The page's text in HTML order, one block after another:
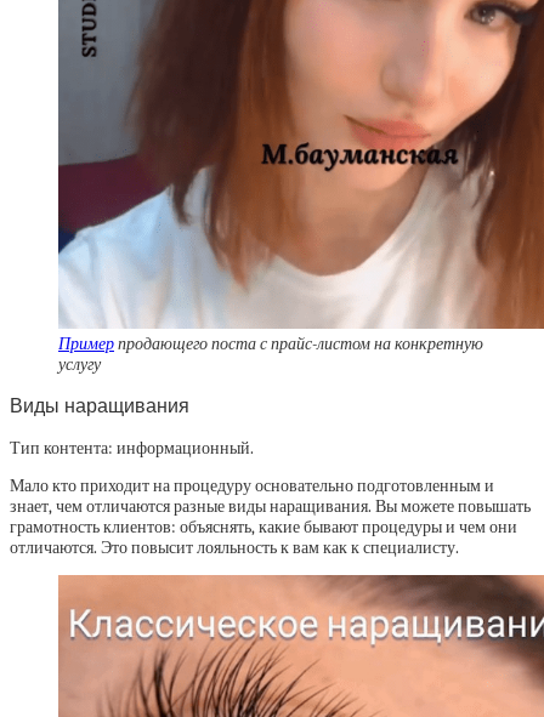
Примерпродающего поста с прайс-листом на конкретную
услугу
Виды наращивания
Тип контента: информационный.
Мало кто приходит на процедуру основательно подготовленным и
знает, чем отличаются разные виды наращивания. Вы можете повышать
грамотность клиентов: объяснять, какие бывают процедуры и чем они
отличаются. Это повысит лояльность к вам как к специалисту.